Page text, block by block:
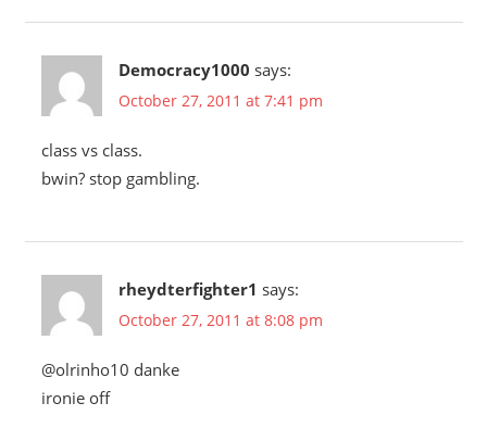
Democracy1000 says:
October 27, 2011 at 7:41 pm
class vs class.
bwin? stop gambling.
rheydterfighter1 says:
October 27, 2011 at 8:08 pm
@olrinho10 danke
ironie off